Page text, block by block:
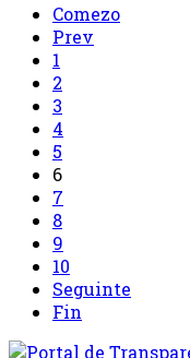
Comezo
Prev
1
2
3
4
5
6
7
8
9
10
Seguinte
Fin